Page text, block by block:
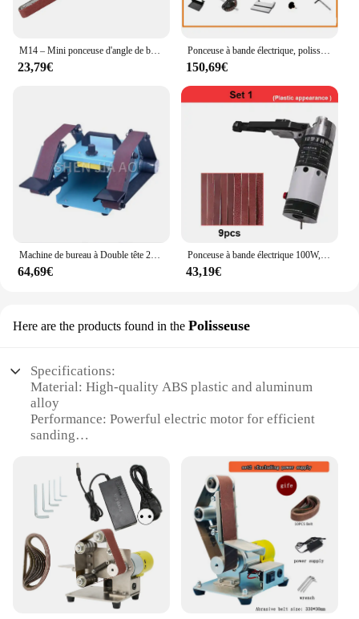
M14 – Mini ponceuse d'angle de bricolage, adaptateur de courroie de ponçage, ponceuse de tête de courroie de lime à bande pour 115mm 4.5 "et 125mm 5"
23,79€
Ponceuse à bande électrique, polisseuse de roue d'établi, machine à courroie, rectifieuse, travail de calcul, outil de polissage, 550W, 750W
150,69€
Machine de bureau à Double tête 220V, petite Machine à courroie, Micro Machine à polir de ponçage à Double axe, outil de polissage domestique, couteau de meulage 950W
64,69€
Ponceuse à bande électrique 100W, mini meuleuse 10000 tr/min, petite machine portative avec 9 pièces de travail de calcul de courroie
43,19€
Here are the products found in the Polisseuse
Specifications:
Material: High-quality ABS plastic and aluminum
alloy
Performance: Powerful electric motor for efficient
sanding
Versatility: Multi-functional for various polishing
tasks
Size: Compact and portable for easy handling
Accessories: Includes a variety of sanding discs for
diverse polishing needs
Features:
|Wholesale|Vendors|
**Efficient Polishing and Sanding**